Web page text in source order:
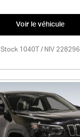
Voir le véhicule
Stock 1040T / NIV 228296